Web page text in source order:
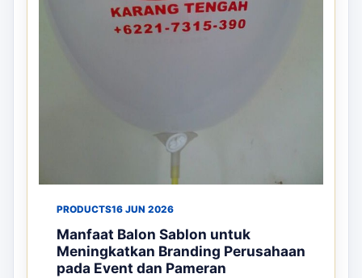
PRODUCTS16 JUN 2026
Manfaat Balon Sablon untuk
Meningkatkan Branding Perusahaan
pada Event dan Pameran